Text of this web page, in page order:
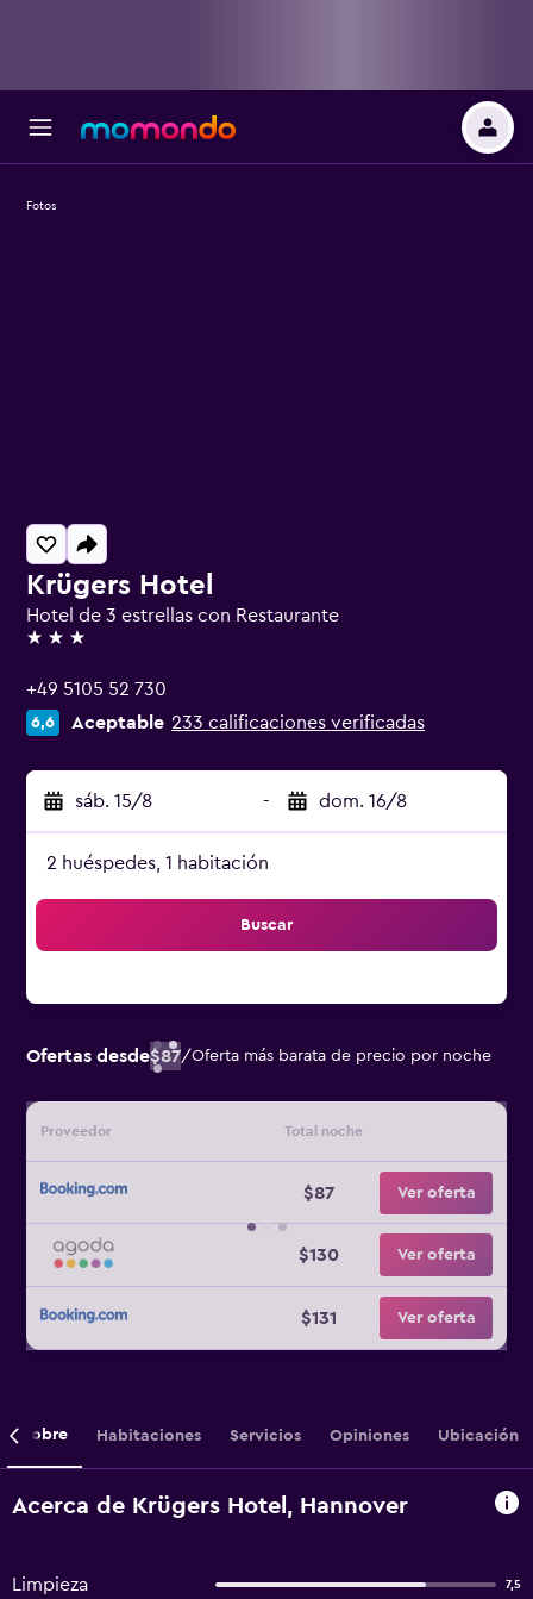
Krügers Hotel
Hotel de 3 estrellas con Restaurante
3 estrellas
+49 5105 52 730
6,6 Aceptable 233 calificaciones verificadas
sáb. 15/8 - dom. 16/8
2 huéspedes, 1 habitación
Buscar
Ofertas desde$87/Oferta más barata de precio por noche
Proveedor Total noche
$87 Ver oferta
$130 Ver oferta
$131 Ver oferta
Fotos
Sobre Habitaciones Servicios Opiniones Ubicación
Acerca de Krügers Hotel, Hannover
Limpieza 7,5